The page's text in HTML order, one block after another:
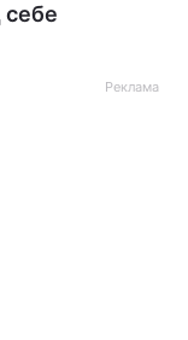
себе
Реклама